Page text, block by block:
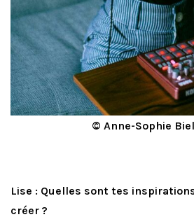
© Anne-Sophie
Lise : Quelles sont tes
créer ?